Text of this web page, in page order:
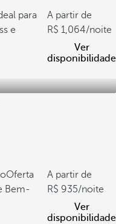
para
e
A partir de
1,064/noite
Ver
disponibilidade
Oferta
Bem-
A partir de
935/noite
Ver
disponibilidade